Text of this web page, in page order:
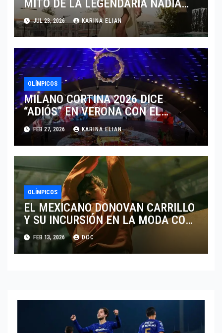
MITO DE LA LEGENDARIA NADIA
COMANECI
JUL 23, 2026 KARINA ELIAN
OLÍMPICOS
MILANO CORTINA 2026 DICE
“ADIÓS” EN VERONA CON EL
LEGADO DE LA MODA ALPINA
FEB 27, 2026 KARINA ELIAN
OLÍMPICOS
EL MEXICANO DONOVAN CARRILLO
Y SU INCURSIÓN EN LA MODA CON
CALVIN KLEIN
FEB 13, 2026 DOC